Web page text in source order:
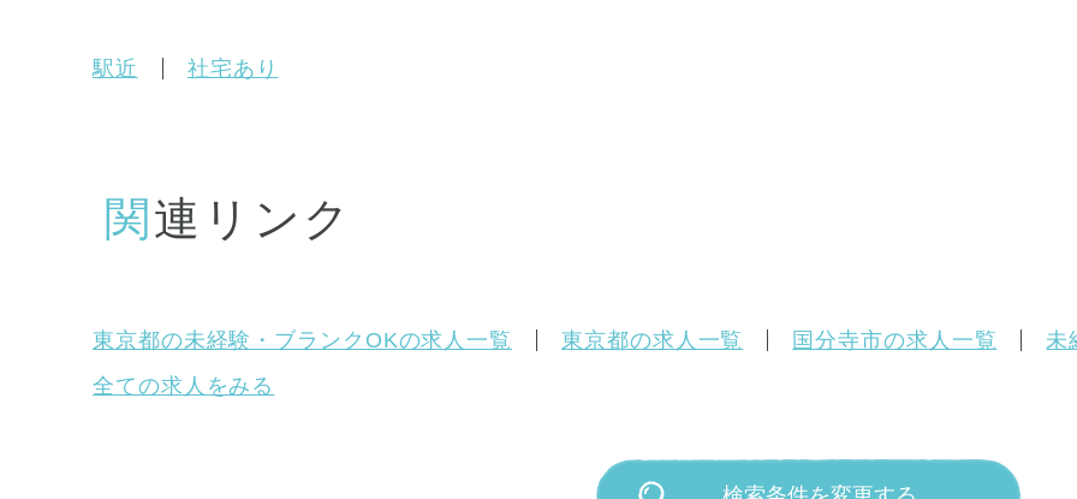
駅近 社宅あり
関連リンク
東京都の未経験・ブランクOKの求人一覧 東京都の求人一覧 国分寺市の求人一覧
未
全ての求人をみる